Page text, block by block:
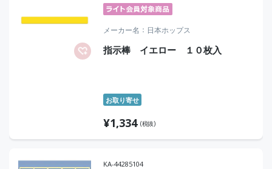
メーカー名 日本ホップス
指示棒 イエロー １０枚入
お取り寄せ
¥1,334 (税抜)
KA-44285104